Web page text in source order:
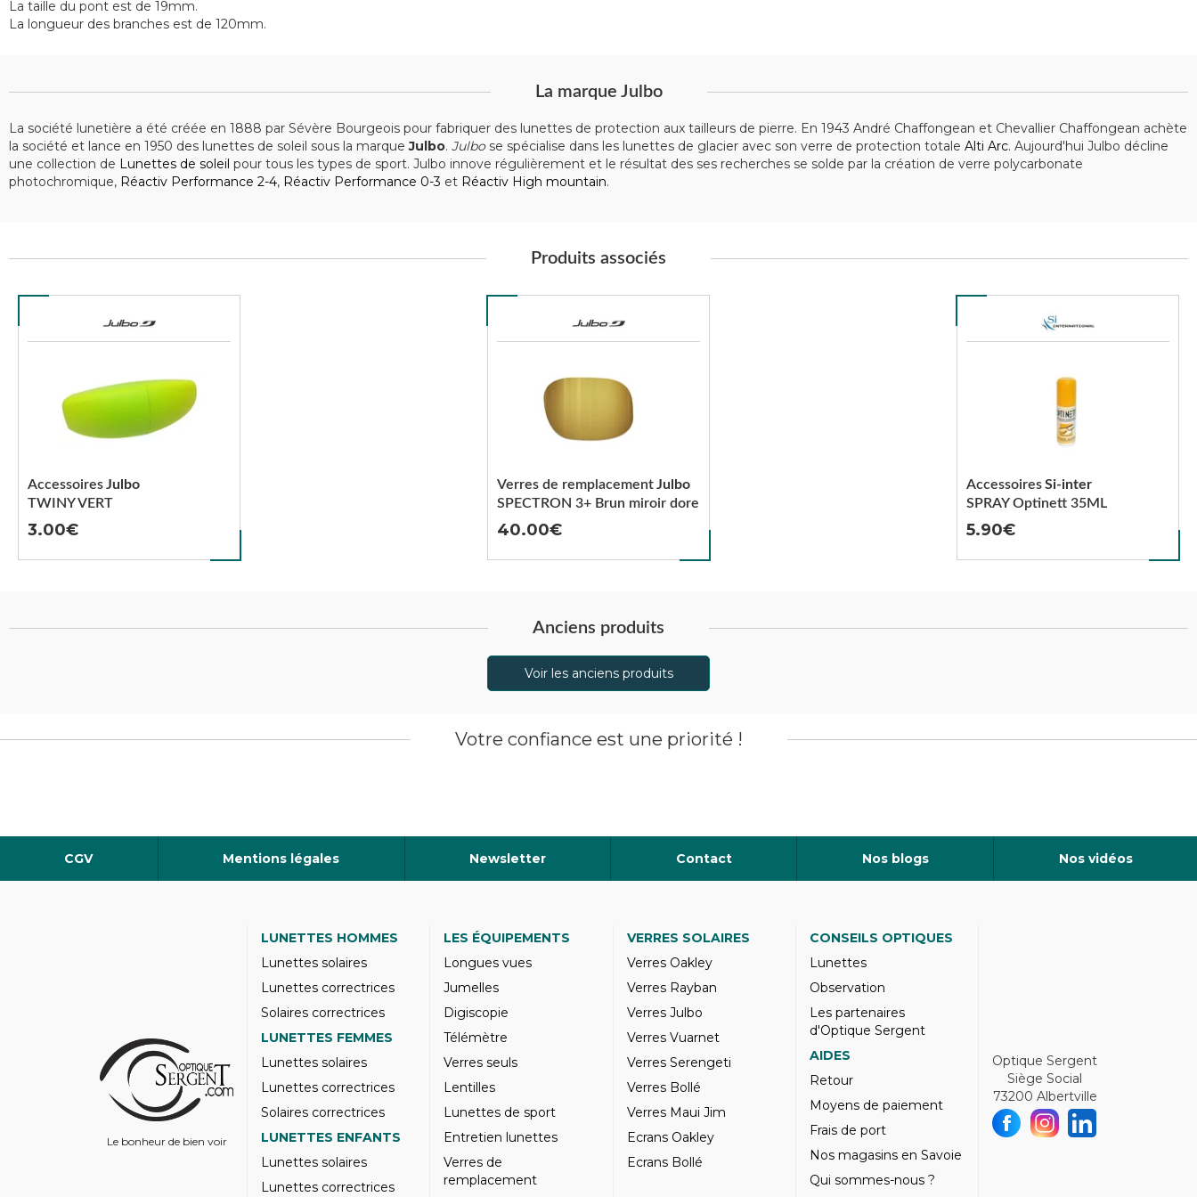
La taille du pont est de 19mm.
La longueur des branches est de 120mm.
La marque Julbo
La société lunetière a été créée en 1888 par Sévère Bourgeois pour fabriquer des lunettes de protection aux tailleurs de pierre. En 1943 André Chaffongean et Chevallier Chaffongean achète
la société et lance en 1950 des lunettes de soleil sous la marqueJulbo. Julbose spécialise dans les lunettes de glacier avec son verre de protection totale Alti Arc. Aujourd'hui Julbo décline
une collection de Lunettes de soleil pour tous les types de sport. Julbo innove régulièrement et le résultat des ses recherches se solde par la création de verre polycarbonate
photochromique, Réactiv Performance 2-4, Réactiv Performance 0-3 et Réactiv High mountain.
Produits associés
TWINY VERT
AccessoiresJulbo
3.00
SPECTRON 3+ Brun miroir dore
Verres de remplacementJulbo
40.00
SPRAY Optinett 35ML
AccessoiresSi-inter
5.90
Anciens produits
Voir les anciens produits
Votre confiance est une priorité !
CGV Mentions légales Newsletter Contact Nos blogs Nos vidéos
Le bonheur de bien voir
LUNETTES HOMMES
Lunettes solaires
Lunettes correctrices
Solaires correctrices
LUNETTES FEMMES
Lunettes solaires
Lunettes correctrices
Solaires correctrices
LUNETTES ENFANTS
Lunettes solaires
Lunettes correctrices
LES ÉQUIPEMENTS
Longues vues
Jumelles
Digiscopie
Télémètre
Verres seuls
Lentilles
Lunettes de sport
Entretien lunettes
Verres de
remplacement
VERRES SOLAIRES
Verres Oakley
Verres Rayban
Verres Julbo
Verres Vuarnet
Verres Serengeti
Verres Bollé
Verres Maui Jim
Ecrans Oakley
Ecrans Bollé
CONSEILS OPTIQUES
Lunettes
Observation
Les partenaires
d'Optique Sergent
AIDES
Retour
Moyens de paiement
Frais de port
Nos magasins en Savoie
Qui sommes-nous ?
Optique Sergent
Siège Social
73200 Albertville